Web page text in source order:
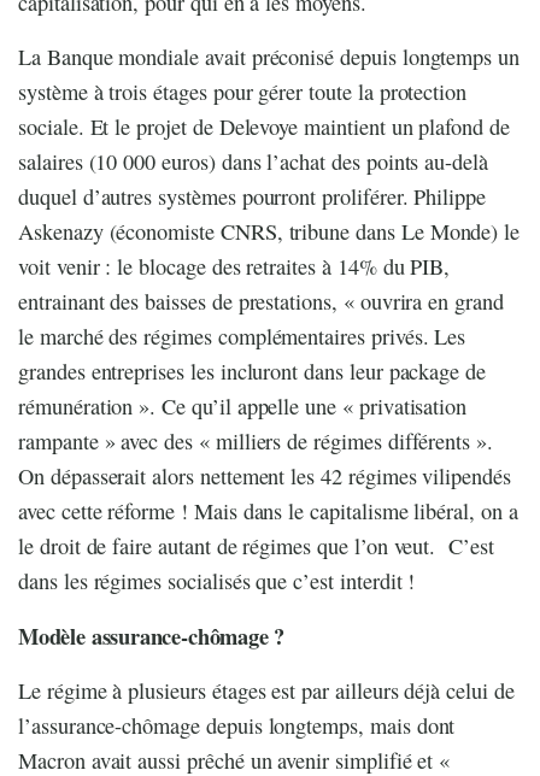
La Banque mondiale avait préconisé depuis longtemps un
système à trois étages pour gérer toute la protection
sociale. Et le projet de Delevoye maintient un plafond de
salaires (10 000 euros) dans l’achat des points au-delà
duquel d’autres systèmes pourront proliférer. Philippe
Askenazy (économiste CNRS, tribune dans Le Monde) le
voit venir : le blocage des retraites à 14% du PIB,
entrainant des baisses de prestations, « ouvrira en grand
le marché des régimes complémentaires privés. Les
grandes entreprises les incluront dans leur package de
rémunération ». Ce qu’il appelle une « privatisation
rampante » avec des « milliers de régimes différents ».
On dépasserait alors nettement les 42 régimes vilipendés
avec cette réforme ! Mais dans le capitalisme libéral, on a
le droit de faire autant de régimes que l’on veut. C’est
dans les régimes socialisés que c’est interdit !
Modèle assurance-chômage ?
Le régime à plusieurs étages est par ailleurs déjà celui de
l’assurance-chômage depuis longtemps, mais dont
Macron avait aussi prêché un avenir simplifié et «